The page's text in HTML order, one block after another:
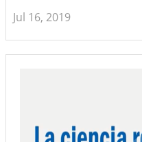
Jul 16, 2019